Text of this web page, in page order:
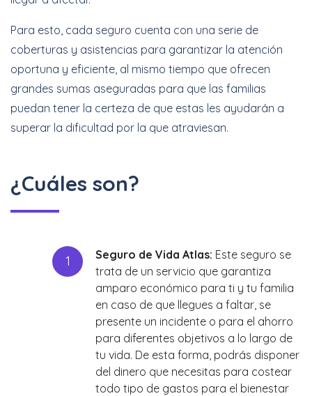
Para esto, cada seguro cuenta con una serie de
coberturas y asistencias para garantizar la atención
oportuna y eficiente, al mismo tiempo que ofrecen
grandes sumas aseguradas para que las familias
puedan tener la certeza de que estas les ayudarán a
superar la dificultad por la que atraviesan.
¿Cuáles son?
Seguro de Vida Atlas: Este seguro se
trata de un servicio que garantiza
amparo económico para ti y tu familia
en caso de que llegues a faltar, se
presente un incidente o para el ahorro
para diferentes objetivos a lo largo de
tu vida. De esta forma, podrás disponer
del dinero que necesitas para costear
todo tipo de gastos para el bienestar